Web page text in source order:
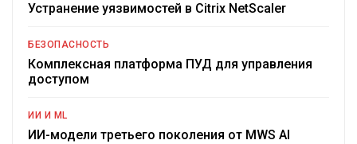
Устранение уязвимостей в Citrix NetScaler
БЕЗОПАСНОСТЬ
Комплексная платформа ПУД для управления
доступом
ИИ И ML
ИИ-модели третьего поколения от MWS AI